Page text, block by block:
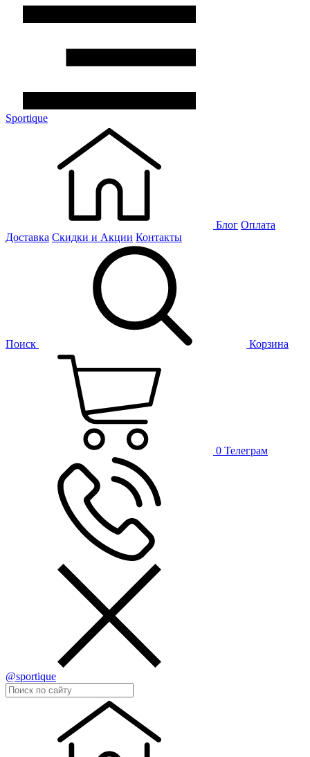
Sportique
Блог Оплата
Доставка Скидки и Акции Контакты
Поиск Корзина
0 Телеграм
@sportique